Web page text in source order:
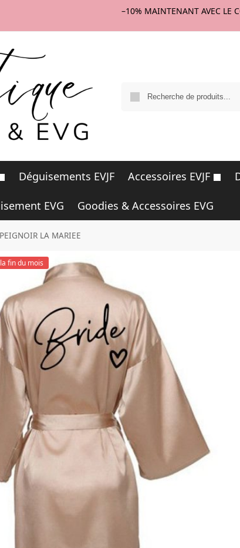
–10% MAINTENANT AVEC LE
Déguisements EVJF Accessoires EVJF
EVG Goodies & Accessoires EVG
PEIGNOIR LA MARIEE
fin du mois